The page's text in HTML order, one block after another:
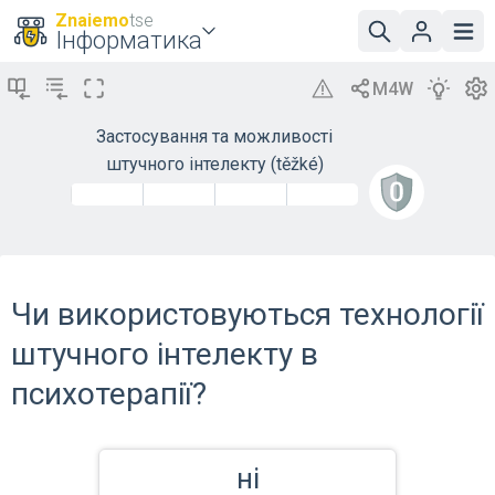
Znaiemotse
Інформатика
Застосування та можливості
штучного інтелекту (těžké)
Чи використовуються технології
штучного інтелекту в
психотерапії?
ні